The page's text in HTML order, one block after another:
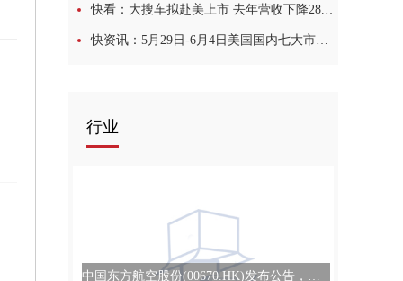
快看：大搜车拟赴美上市 去年营收下降28.6%近三年持续亏损
快资讯：5月29日-6月4日美国国内七大市场标准级棉花均价较前周下跌0.71美分/磅
行业
中国东方航空股份(00670.HK)发布公告，于2026年6月9日斥资1000.03万元回购263.58万股A股